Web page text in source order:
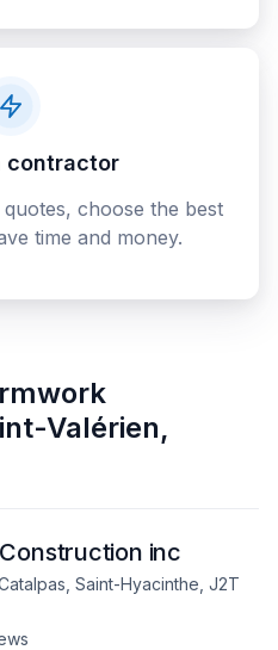
contractor
choose the best
time and money.
Valérien,
inc
Saint-Hyacinthe, J2T